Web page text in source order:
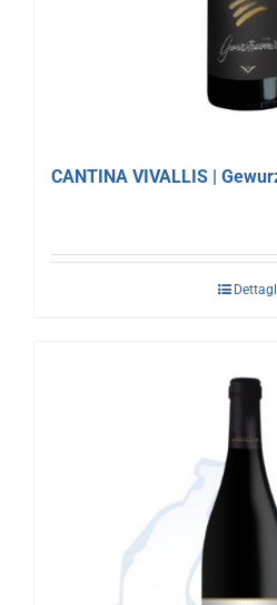
CANTINA VIVALLIS |